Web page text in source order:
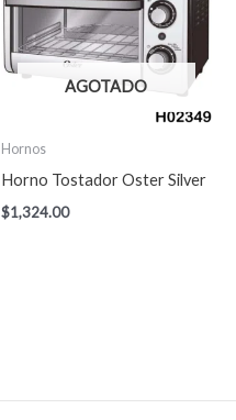
AGOTADO
Hornos
Horno Tostador Oster Silver
$1,324.00